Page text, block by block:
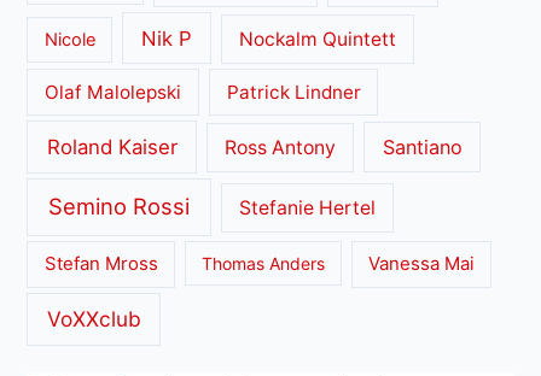
Nicole Nik P Nockalm Quintett
Olaf Malolepski Patrick Lindner
Roland Kaiser Ross Antony Santiano
Semino Rossi Stefanie Hertel
Stefan Mross Thomas Anders Vanessa Mai
VoXXclub